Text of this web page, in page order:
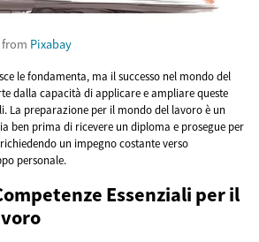
from Pixabay
le fondamenta, ma il successo nel mondo del
dalla capacità di applicare e ampliare queste
La preparazione per il mondo del lavoro è un
ben prima di ricevere un diploma e prosegue per
un impegno costante verso
personale.
Essenziali per il